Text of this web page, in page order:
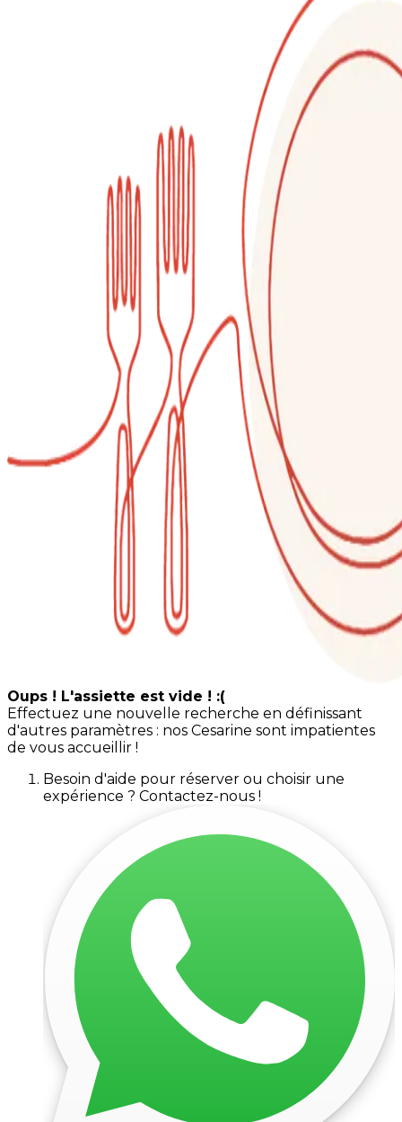
Oups ! L'assiette est vide ! :(
Effectuez une nouvelle recherche en définissant
d'autres paramètres : nos Cesarine sont impatientes
de vous accueillir !
Besoin d'aide pour réserver ou choisir une
expérience ? Contactez-nous !